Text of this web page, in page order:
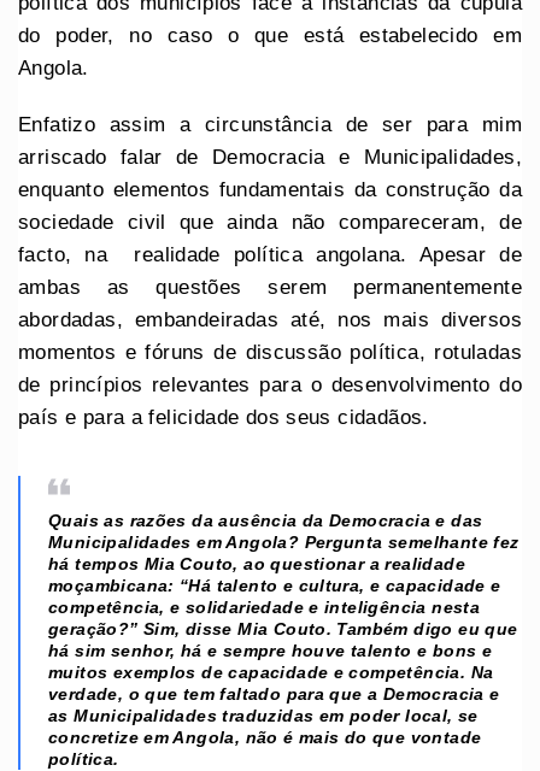
do poder, no caso o que está estabelecido em
Angola.
Enfatizo assim a circunstância de ser para mim
arriscado falar de Democracia e Municipalidades,
enquanto elementos fundamentais da construção da
sociedade civil que ainda não compareceram, de
facto, na realidade política angolana. Apesar de
ambas as questões serem permanentemente
abordadas, embandeiradas até, nos mais diversos
momentos e fóruns de discussão política, rotuladas
de princípios relevantes para o desenvolvimento do
país e para a felicidade dos seus cidadãos.
Quais as razões da ausência da Democracia e das
Municipalidades em Angola? Pergunta semelhante fez
há tempos Mia Couto, ao questionar a realidade
moçambicana: “Há talento e cultura, e capacidade e
competência, e solidariedade e inteligência nesta
geração?” Sim, disse Mia Couto. Também digo eu que
há sim senhor, há e sempre houve talento e bons e
muitos exemplos de capacidade e competência. Na
verdade, o que tem faltado para que a Democracia e
as Municipalidades traduzidas em poder local, se
concretize em Angola, não é mais do que vontade
política.